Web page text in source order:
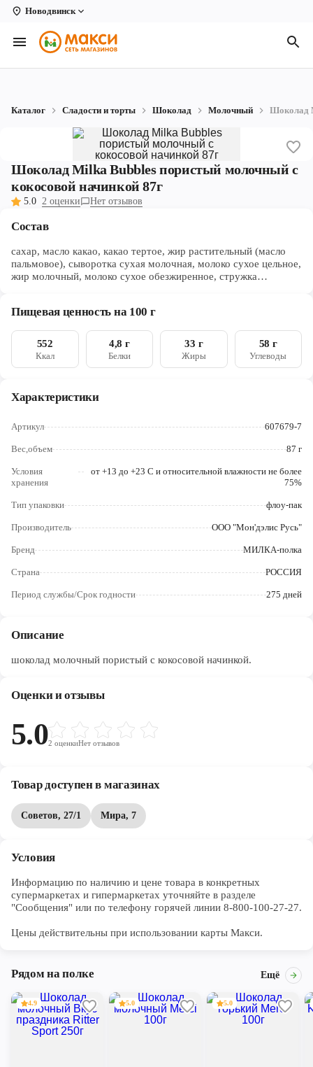
Новодвинск
Вологда
Архангельск
Котлас
Рыбинск
Череповец
Ярославль
Каталог Сладости и торты Шоколад Молочный Шоколад
Шоколад Milka Bubbles пористый молочный с
кокосовой начинкой 87г
5.0 2 оценки Нет отзывов
Состав
сахар, масло какао, какао тертое, жир растительный (масло
пальмовое), сыворотка сухая молочная, молоко сухое цельное,
жир молочный, молоко сухое обезжиренное, стружка
Пищевая ценность на 100 г
552
Ккал
4,8 г
Белки
33 г
Жиры
58 г
Углеводы
Характеристики
Артикул 607679-7
Вес,объем 87 г
Условия
хранения
от +13 до +23 C и относительной влажности не более
75%
Тип упаковки флоу-пак
Производитель ООО "Мон'дэлис Русь"
Бренд МИЛКА-полка
Страна РОССИЯ
Период службы/Срок годности 275 дней
Описание
шоколад молочный пористый c кокосовой начинкой.
Оценки и отзывы
5.02 оценкиНет отзывов
Товар доступен в магазинах
Советов, 27/1 Мира, 7
Условия
Информацию по наличию и цене товара в конкретных
супермаркетах и гипермаркетах уточняйте в разделе
"Сообщения" или по телефону горячей линии 8-800-100-27-27.
Цены действительны при использовании карты Макси.
Рядом на полке Ещё
4.9 5.0 5.0